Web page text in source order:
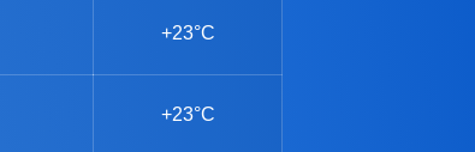
+23°C
+23°C